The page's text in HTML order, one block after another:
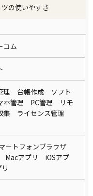
の使いやすさ
コム
理 台帳作成 ソフト
ホ管理 PC管理 リモ
集 ライセンス管理
ートフォンブラウザ
Macアプリ iOSアプ
リ